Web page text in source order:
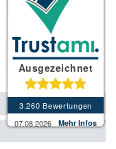
sul valore
di spedizione.